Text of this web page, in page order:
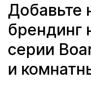
Добавьте
брендинг
серии
и